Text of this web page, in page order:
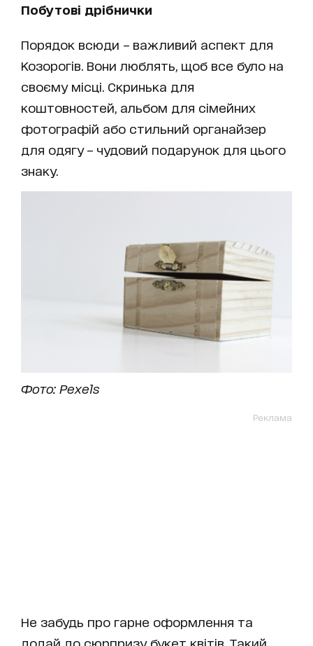
Побутові дрібнички
Порядок всюди – важливий аспект для
Козорогів. Вони люблять, щоб все було на
своєму місці. Скринька для
коштовностей, альбом для сімейних
фотографій або стильний органайзер
для одягу – чудовий подарунок для цього
знаку.
Фото: Pexels
Реклама
Не забудь про гарне оформлення та
додай до сюрпризу букет квітів. Такий